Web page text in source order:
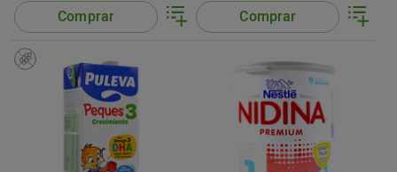
Comprar Comprar